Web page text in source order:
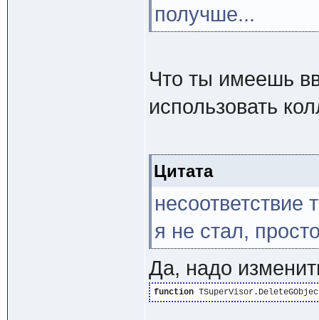
получше...
Что ты имеешь
использовать
Цитата
несоответствие
я не стал,
Да, надо
function